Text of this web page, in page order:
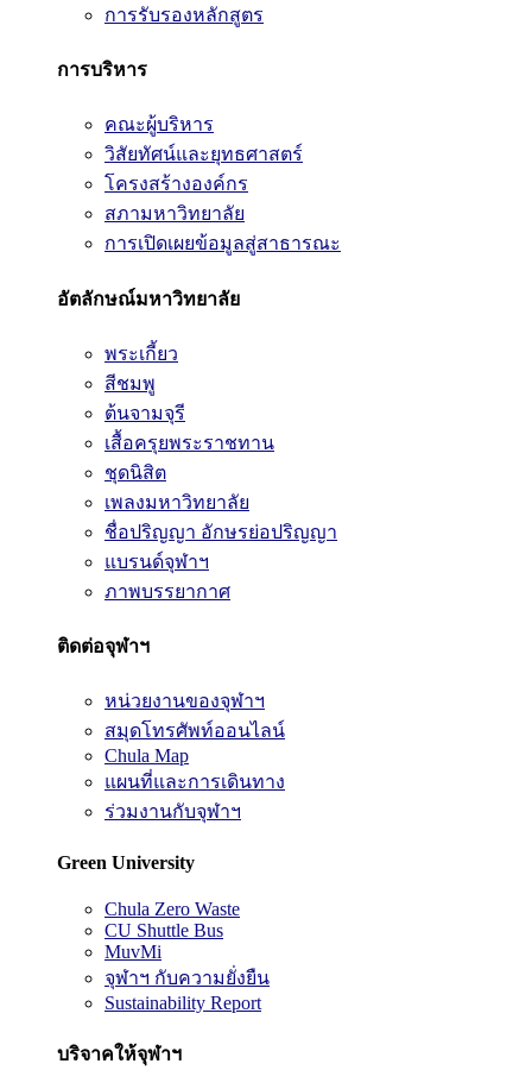
การรับรองหลักสูตร
การบริหาร
คณะผู้บริหาร
วิสัยทัศน์และยุทธศาสตร์
โครงสร้างองค์กร
สภามหาวิทยาลัย
การเปิดเผยข้อมูลสู่สาธารณะ
อัตลักษณ์มหาวิทยาลัย
พระเกี้ยว
สีชมพู
ต้นจามจุรี
เสื้อครุยพระราชทาน
ชุดนิสิต
เพลงมหาวิทยาลัย
ชื่อปริญญา อักษรย่อปริญญา
แบรนด์จุฬาฯ
ภาพบรรยากาศ
ติดต่อจุฬาฯ
หน่วยงานของจุฬาฯ
สมุดโทรศัพท์ออนไลน์
Chula Map
แผนที่และการเดินทาง
ร่วมงานกับจุฬาฯ
Green University
Chula Zero Waste
CU Shuttle Bus
MuvMi
จุฬาฯ กับความยั่งยืน
Sustainability Report
บริจาคให้จุฬาฯ